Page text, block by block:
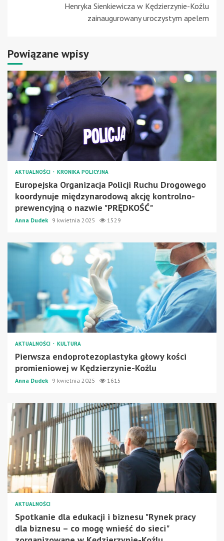
Henryka Sienkiewicza w Kędzierzynie-Koźlu
zainaugurowany uroczystym apelem
Powiązane wpisy
AKTUALNOŚCI KRONIKA POLICYJNA
Europejska Organizacja Policji Ruchu Drogowego
koordynuje międzynarodową akcję kontrolno-
prewencyjną o nazwie "PRĘDKOŚĆ"
Anna Dudek 9 kwietnia 2025 1529
AKTUALNOŚCI KULTURA
Pierwsza endoprotezoplastyka głowy kości
promieniowej w Kędzierzynie-Koźlu
Anna Dudek 9 kwietnia 2025 1615
AKTUALNOŚCI
Spotkanie dla edukacji i biznesu "Rynek pracy
dla biznesu – co mogę wnieść do sieci"